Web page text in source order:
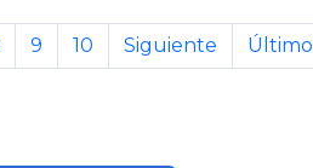
9 10 Siguiente Último